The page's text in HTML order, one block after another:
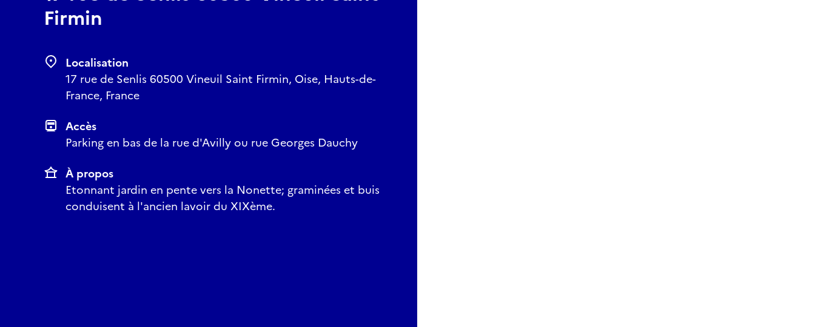
Firmin
Localisation
17 rue de Senlis 60500 Vineuil Saint Firmin, Oise, Hauts-de-
France, France
Accès
Parking en bas de la rue d'Avilly ou rue Georges Dauchy
À propos
Etonnant jardin en pente vers la Nonette; graminées et buis
conduisent à l'ancien lavoir du XIXème.